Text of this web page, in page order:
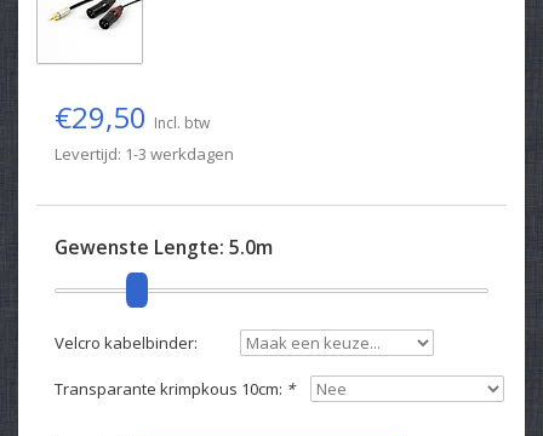
€29,50 Incl. btw
Levertijd: 1-3 werkdagen
Gewenste Lengte: 5.0m
Velcro kabelbinder:
Transparante krimpkous 10cm: *